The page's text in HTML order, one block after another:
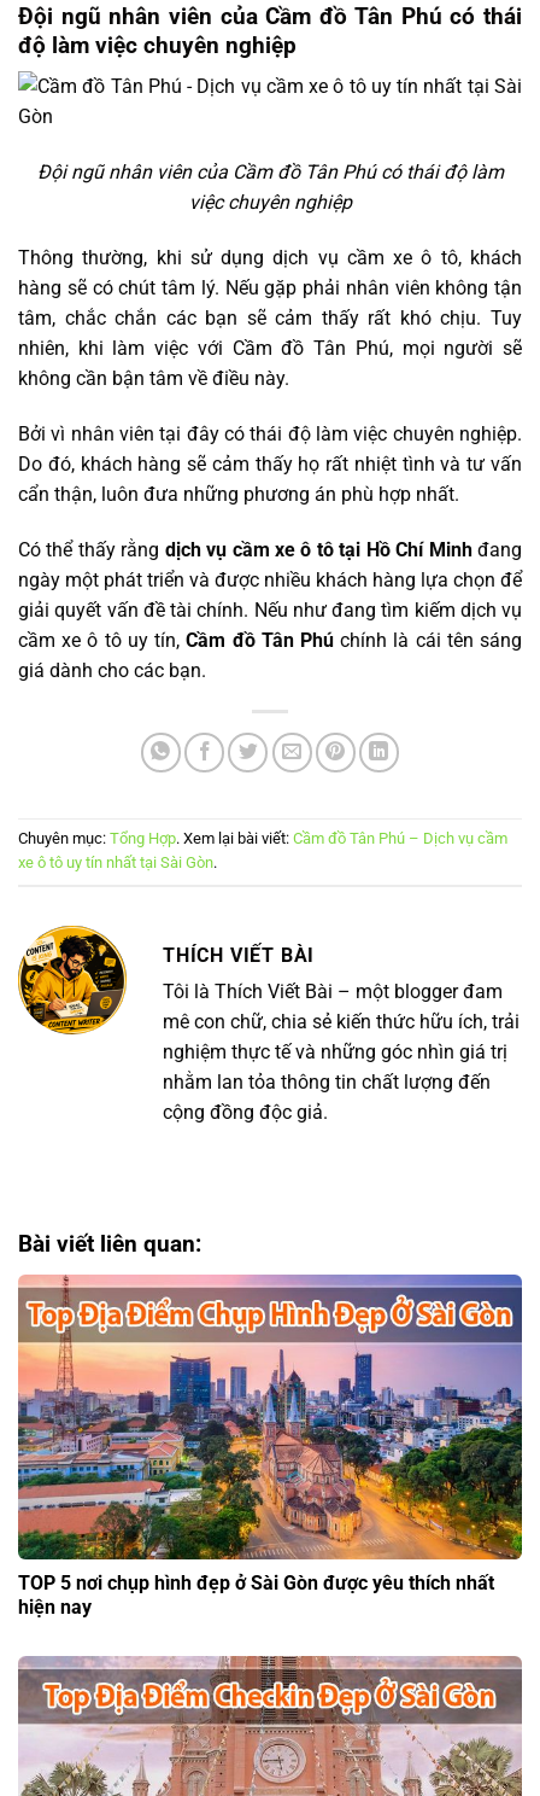
Đội ngũ nhân viên của Cầm đồ Tân Phú có thái
độ làm việc chuyên nghiệp
Đội ngũ nhân viên của Cầm đồ Tân Phú có thái độ làm
việc chuyên nghiệp
Thông thường, khi sử dụng dịch vụ cầm xe ô tô, khách
hàng sẽ có chút tâm lý. Nếu gặp phải nhân viên không tận
tâm, chắc chắn các bạn sẽ cảm thấy rất khó chịu. Tuy
nhiên, khi làm việc với Cầm đồ Tân Phú, mọi người sẽ
không cần bận tâm về điều này.
Bởi vì nhân viên tại đây có thái độ làm việc chuyên nghiệp.
Do đó, khách hàng sẽ cảm thấy họ rất nhiệt tình và tư vấn
cẩn thận, luôn đưa những phương án phù hợp nhất.
Có thể thấy rằng dịch vụ cầm xe ô tô tại Hồ Chí Minhđang
ngày một phát triển và được nhiều khách hàng lựa chọn để
giải quyết vấn đề tài chính. Nếu như đang tìm kiếm dịch vụ
cầm xe ô tô uy tín,Cầm đồ Tân Phúchính là cái tên sáng
giá dành cho các bạn.
Chuyên mục: Tổng Hợp. Xem lại bài viết: Cầm đồ Tân Phú – Dịch vụ cầm
xe ô tô uy tín nhất tại Sài Gòn.
THÍCH VIẾT BÀI
Tôi là Thích Viết Bài – một blogger đam
mê con chữ, chia sẻ kiến thức hữu ích, trải
nghiệm thực tế và những góc nhìn giá trị
nhằm lan tỏa thông tin chất lượng đến
cộng đồng độc giả.
Bài viết liên quan:
TOP 5 nơi chụp hình đẹp ở Sài Gòn được yêu thích nhất
hiện nay